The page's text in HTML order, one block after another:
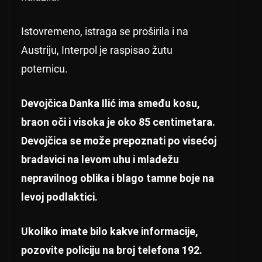
Istovremeno, istraga se proširila i na
Austriju, Interpol je raspisao žutu
poternicu.
Devojčica Danka Ilić ima smeđu kosu,
braon oči i visoka je oko 85 centimetara.
Devojčica se može prepoznati po visećoj
bradavici na levom uhu i mladežu
nepravilnog oblika i blago tamne boje na
levoj podlaktici.
Ukoliko imate bilo kakve informacije,
pozovite policiju na broj telefona 192.